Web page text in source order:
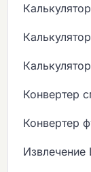
Конвертер
Конвертер